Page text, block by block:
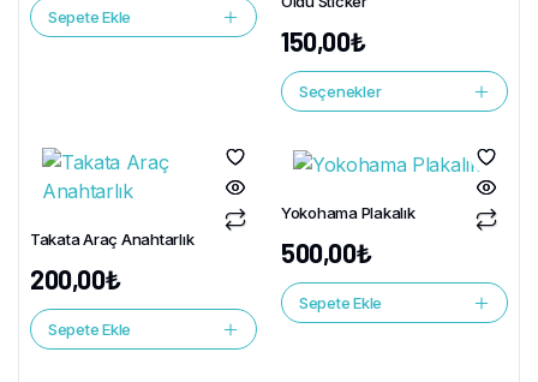
Sepete Ekle
150,00₺
Seçenekler
Takata Araç Anahtarlık
200,00₺
Sepete Ekle
Yokohama Plakalık
500,00₺
Sepete Ekle